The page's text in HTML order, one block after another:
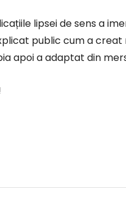
lipsei de sens a
public cum a creat
apoi a adaptat din